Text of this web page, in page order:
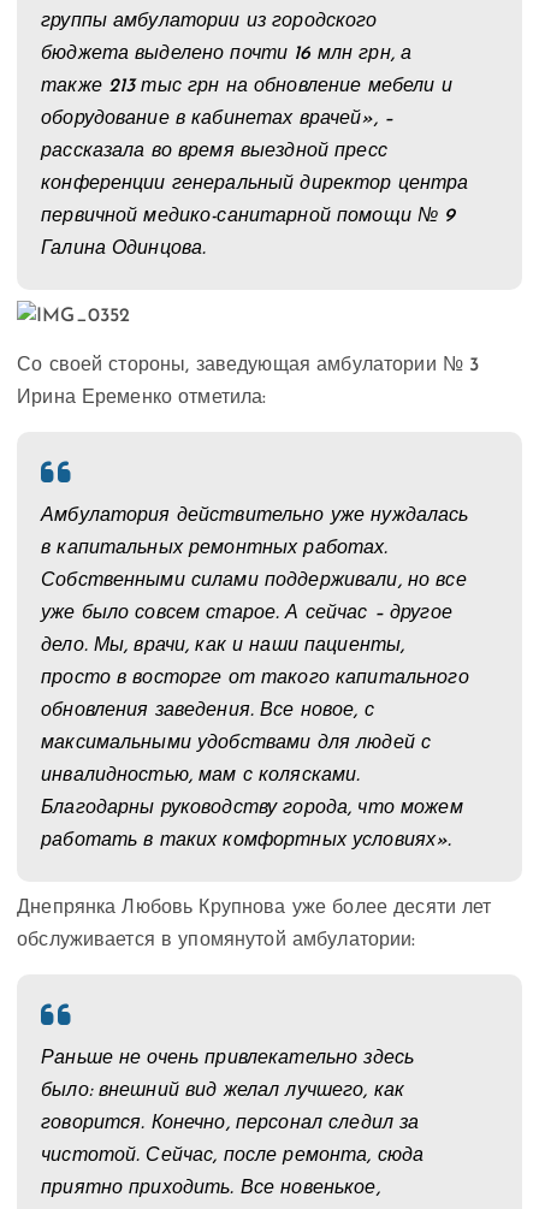
группы амбулатории из городского
бюджета выделено почти 16 млн грн, а
также 213 тыс грн на обновление мебели и
оборудование в кабинетах врачей», –
рассказала во время выездной пресс
конференции генеральный директор центра
первичной медико-санитарной помощи № 9
Галина Одинцова.
Со своей стороны, заведующая амбулатории № 3
Ирина Еременко отметила:
Амбулатория действительно уже нуждалась
в капитальных ремонтных работах.
Собственными силами поддерживали, но все
уже было совсем старое. А сейчас – другое
дело. Мы, врачи, как и наши пациенты,
просто в восторге от такого капитального
обновления заведения. Все новое, с
максимальными удобствами для людей с
инвалидностью, мам с колясками.
Благодарны руководству города, что можем
работать в таких комфортных условиях».
Днепрянка Любовь Крупнова уже более десяти лет
обслуживается в упомянутой амбулатории:
Раньше не очень привлекательно здесь
было: внешний вид желал лучшего, как
говорится. Конечно, персонал следил за
чистотой. Сейчас, после ремонта, сюда
приятно приходить. Все новенькое,